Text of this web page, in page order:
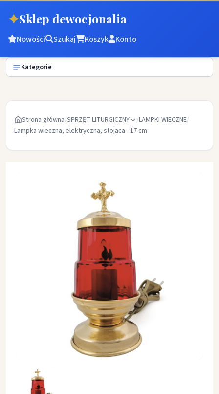
✦Sklep dewocjonalia
Nowości Szukaj Koszyk Konto
Kategorie
Strona główna/SPRZĘT LITURGICZNY /LAMPKI WIECZNE/
Lampka wieczna, elektryczna, stojąca - 17 cm.